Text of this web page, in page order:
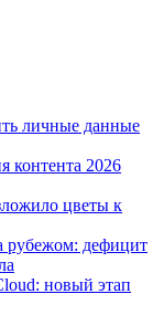
личные данные
контента 2026
цветы к
рубежом: дефицит
новый этап